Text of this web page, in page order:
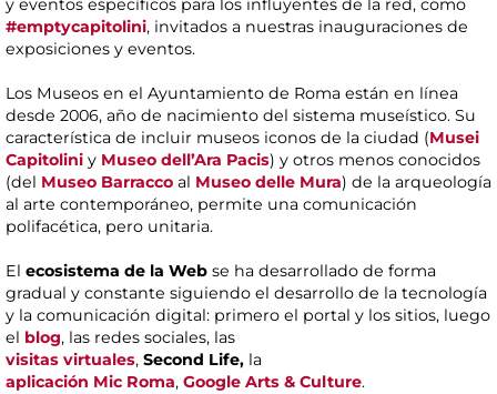
y eventos específicos para los influyentes de la red, como
#emptycapitolini, invitados a nuestras inauguraciones de
exposiciones y eventos.
Los Museos en el Ayuntamiento de Roma están en línea
desde 2006, año de nacimiento del sistema museístico. Su
característica de incluir museos iconos de la ciudad (Musei
Capitolini y Museo dell’Ara Pacis) y otros menos conocidos
(del Museo Barracco al Museo delle Mura) de la arqueología
al arte contemporáneo, permite una comunicación
polifacética, pero unitaria.
El ecosistema de la Web se ha desarrollado de forma
gradual y constante siguiendo el desarrollo de la tecnología
y la comunicación digital: primero el portal y los sitios, luego
el blog, las redes sociales, las
visitas virtuales, Second Life, la
aplicación Mic Roma, Google Arts & Culture.